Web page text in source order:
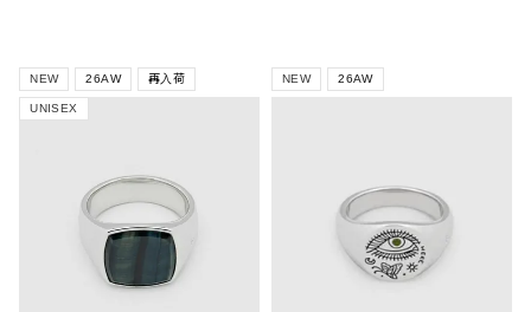
NEW 26AW 再入荷
UNISEX
NEW 26AW